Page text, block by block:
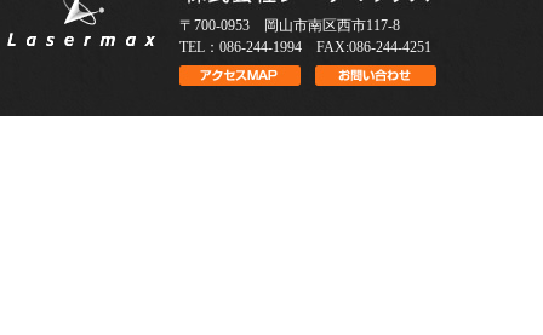
〒700-0953 岡山市南区西市117-8
TEL：086-244-1994 FAX:086-244-4251